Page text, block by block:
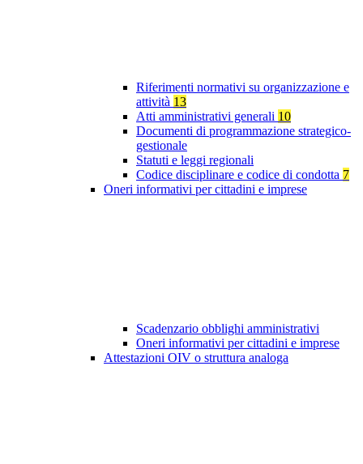
Riferimenti normativi su organizzazione e
attività 13
Atti amministrativi generali 10
Documenti di programmazione strategico-
gestionale
Statuti e leggi regionali
Codice disciplinare e codice di condotta 7
Oneri informativi per cittadini e imprese
Scadenzario obblighi amministrativi
Oneri informativi per cittadini e imprese
Attestazioni OIV o struttura analoga